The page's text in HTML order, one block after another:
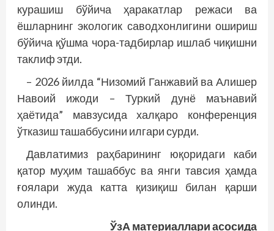
курашиш бўйича ҳаракатлар режаси ва
ёшларнинг экологик саводхонлигини ошириш
бўйича қўшма чора-тадбирлар ишлаб чиқишни
таклиф этди.
– 2026 йилда “Низомий Ганжавий ва Алишер
Навоий ижоди – Туркий дунё маънавий
ҳаётида” мавзусида халқаро конференция
ўтказиш ташаббусини илгари сурди.
Давлатимиз раҳбарининг юқоридаги каби
қатор муҳим ташаббус ва янги тавсия ҳамда
ғоялари жуда катта қизиқиш билан қарши
олинди.
ЎзА материаллари асосида